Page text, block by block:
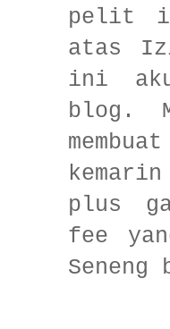
pelit
atas
ini
blog.
plus
fee
Seneng